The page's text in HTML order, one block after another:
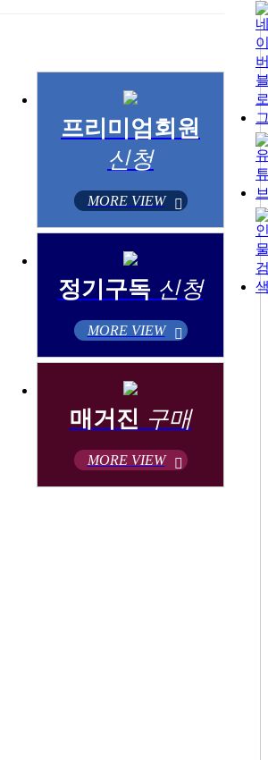
프리미엄회원
신청
MORE VIEW
정기구독 신청
MORE VIEW
매거진 구매
MORE VIEW